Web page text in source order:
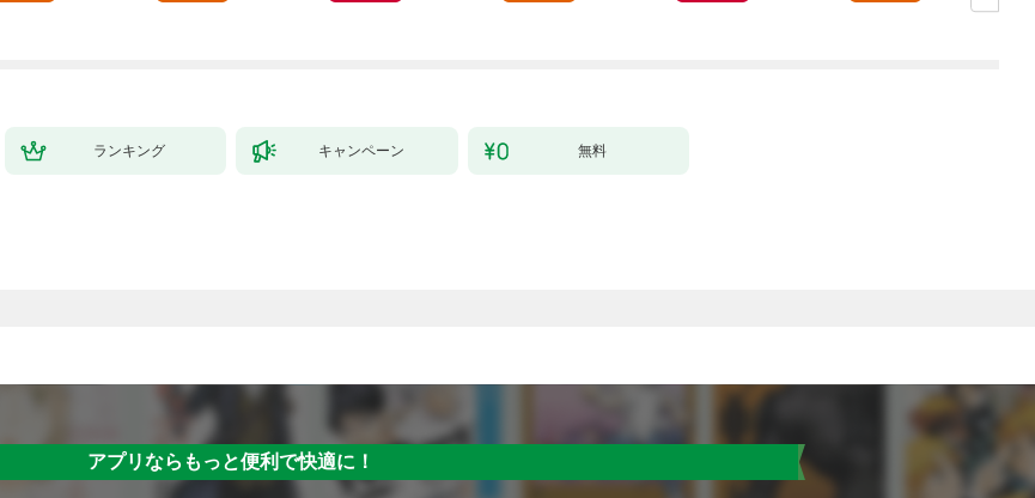
ランキング キャンペーン 無料
アプリならもっと便利で快適に！